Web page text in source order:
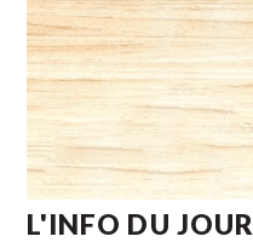
L'INFO DU JOUR